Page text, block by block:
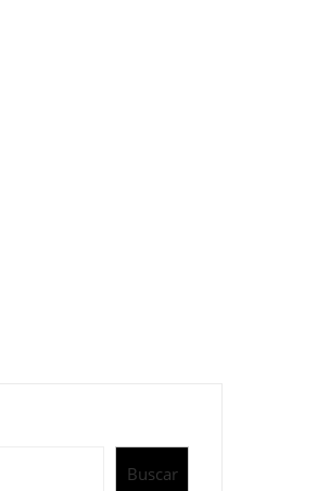
Buscar